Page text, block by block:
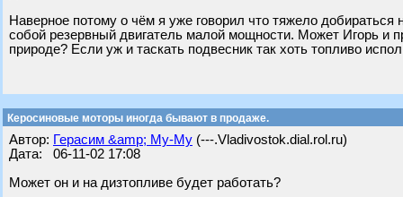
Наверное потому о чём я уже говорил что тяжело добираться
собой резервный двигатель малой мощности. Может Игорь и
природе? Если уж и таскать подвесник так хоть топливо
Керосиновые моторы иногда бывают в продаже.
Автор: Герасим &amp; Му-Му (---.Vladivostok.dial.rol.ru)
Дата: 06-11-02 17:08
Может он и на дизтопливе будет работать?